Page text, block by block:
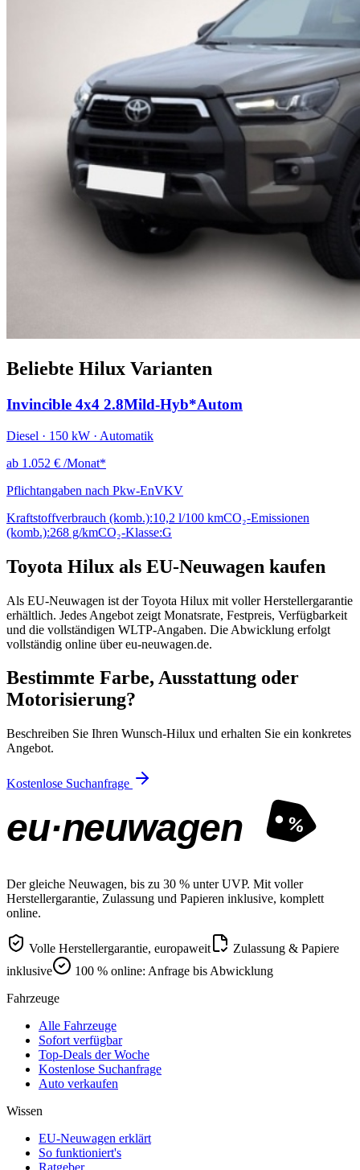
Beliebte Hilux Varianten
Invincible 4x4 2.8Mild-Hyb*Autom
Diesel · 150 kW · Automatik
ab 1.052 € /Monat*
Pflichtangaben nach Pkw-EnVKV
Kraftstoffverbrauch (komb.):10,2 l/100 kmCO₂-Emissionen
(komb.):268 g/kmCO₂-Klasse:G
Toyota Hilux als EU-Neuwagen kaufen
Als EU-Neuwagen ist der Toyota Hilux mit voller Herstellergarantie
erhältlich. Jedes Angebot zeigt Monatsrate, Festpreis, Verfügbarkeit
und die vollständigen WLTP-Angaben. Die Abwicklung erfolgt
vollständig online über eu-neuwagen.de.
Bestimmte Farbe, Ausstattung oder
Motorisierung?
Beschreiben Sie Ihren Wunsch-Hilux und erhalten Sie ein konkretes
Angebot.
Kostenlose Suchanfrage
eu·neuwagen %
Der gleiche Neuwagen, bis zu 30 % unter UVP. Mit voller
Herstellergarantie, Zulassung und Papieren inklusive, komplett
online.
Volle Herstellergarantie, europaweit
Zulassung & Papiere
inklusive
100 % online: Anfrage bis Abwicklung
Fahrzeuge
Alle Fahrzeuge
Sofort verfügbar
Top-Deals der Woche
Kostenlose Suchanfrage
Auto verkaufen
Wissen
EU-Neuwagen erklärt
So funktioniert's
Ratgeber